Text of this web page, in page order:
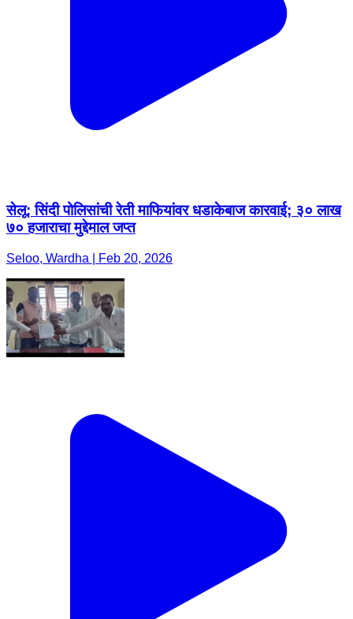
सेलू: सिंदी पोलिसांची रेती माफियांवर धडाकेबाज कारवाई; ३० लाख
७० हजाराचा मुद्देमाल जप्त
Seloo, Wardha | Feb 20, 2026